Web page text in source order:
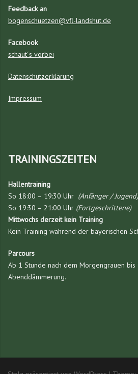
Feedback an
bogenschuetzen@vfl-landshut.de
Facebook
schaut´s vorbei
Datenschutzerklärung
Impressum
TRAININGSZEITEN
Hallentraining
So 18:00 – 19:30 Uhr (Anfänger / Jugend)
So 19:30 – 21:00 Uhr (Fortgeschrittene)
Mittwochs derzeit kein Training
Kein Training während der bayerischen
Parcours
Ab 1 Stunde nach dem Morgengrauen
Abenddämmerung.